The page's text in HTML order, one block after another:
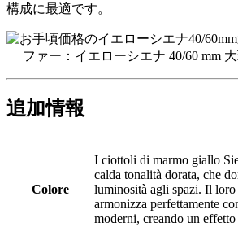
構成に最適です。
ファー：イエローシエナ 40/60 mm
追加情報
Colore
I ciottoli di marmo giallo
calda tonalità dorata, che
luminosità agli spazi. Il loro
armonizza perfettamente
moderni, creando un